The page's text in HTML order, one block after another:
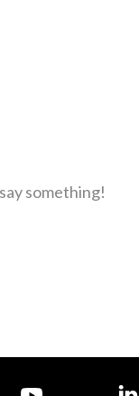
something!